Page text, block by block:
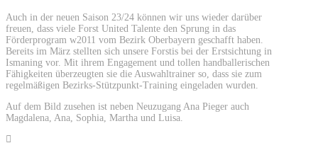
Auch in der neuen Saison 23/24 können wir uns wieder darüber
freuen, dass viele Forst United Talente den Sprung in das
Förderprogram w2011 vom Bezirk Oberbayern geschafft haben.
Bereits im März stellten sich unsere Forstis bei der Erstsichtung in
Ismaning vor. Mit ihrem Engagement und tollen handballerischen
Fähigkeiten überzeugten sie die Auswahltrainer so, dass sie zum
regelmäßigen Bezirks-Stützpunkt-Training eingeladen wurden.
Auf dem Bild zusehen ist neben Neuzugang Ana Pieger auch
Magdalena, Ana, Sophia, Martha und Luisa.